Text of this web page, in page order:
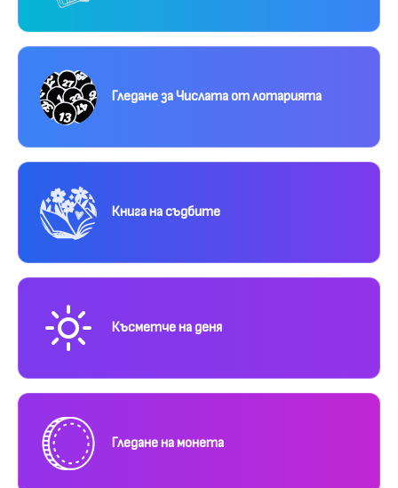
Гледане за Числата от лотарията
Книга на съдбите
Късметче на деня
Гледане на монета